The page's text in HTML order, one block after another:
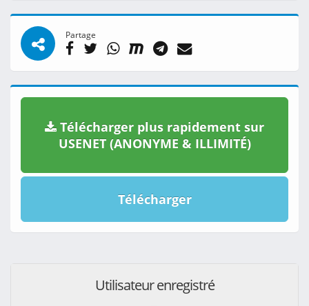
Partage
Télécharger plus rapidement sur
USENET (ANONYME & ILLIMITÉ)
Télécharger
Utilisateur enregistré